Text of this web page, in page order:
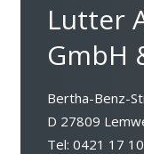
Lutter
GmbH
Bertha-Benz-
D 27809
Tel: 0421 17